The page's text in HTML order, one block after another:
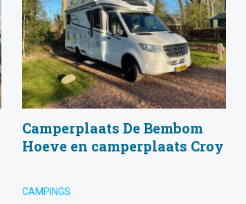
Camperplaats De Bembom
Hoeve en camperplaats Croy
CAMPINGS